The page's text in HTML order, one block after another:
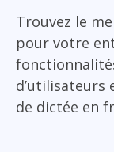
Trouvez le
pour votre
d’utilisateurs
de dictée en